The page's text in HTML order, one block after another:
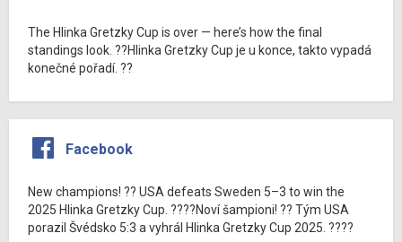
The Hlinka Gretzky Cup is over — here’s how the final
standings look. ??Hlinka Gretzky Cup je u konce, takto vypadá
konečné pořadí. ??
Facebook
New champions! ?? USA defeats Sweden 5–3 to win the
2025 Hlinka Gretzky Cup. ????Noví šampioni! ?? Tým USA
porazil Švédsko 5:3 a vyhrál Hlinka Gretzky Cup 2025. ????